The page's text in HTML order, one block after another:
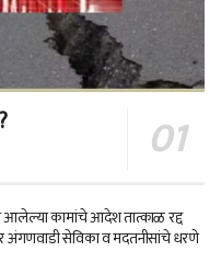
आलेल्या कामांचे आदेश तात्काळ रद्द
अंगणवाडी सेविका व मदतनीसांचे धरणे